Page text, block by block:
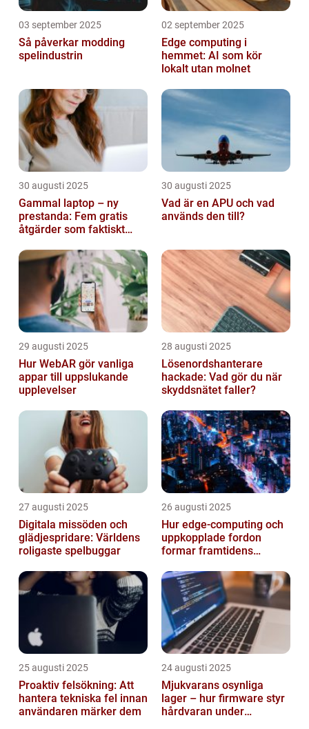
03 september 2025
Så påverkar modding
spelindustrin
02 september 2025
Edge computing i
hemmet: AI som kör
lokalt utan molnet
30 augusti 2025
Gammal laptop – ny
prestanda: Fem gratis
åtgärder som faktiskt
30 augusti 2025
Vad är en APU och vad
används den till?
29 augusti 2025
Hur WebAR gör vanliga
appar till uppslukande
upplevelser
28 augusti 2025
Lösenordshanterare
hackade: Vad gör du när
skyddsnätet faller?
27 augusti 2025
Digitala missöden och
glädjespridare: Världens
roligaste spelbuggar
26 augusti 2025
Hur edge‑computing och
uppkopplade fordon
formar framtidens
25 augusti 2025
Proaktiv felsökning: Att
hantera tekniska fel innan
användaren märker dem
24 augusti 2025
Mjukvarans osynliga
lager – hur firmware styr
hårdvaran under